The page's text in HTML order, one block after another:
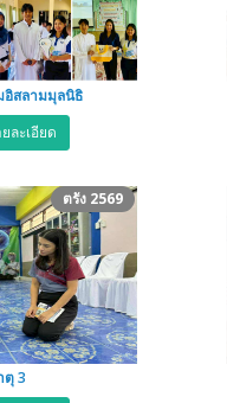
อิสลามมุลนิธิ
ละเอียด
ตรัง 2569
ตุ 3